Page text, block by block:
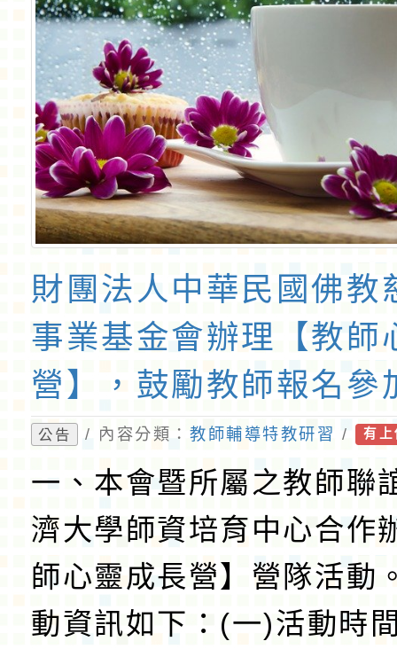
財團法人中華民國佛教
事業基金會辦理【教師
營】，鼓勵教師報名參
查照。
公告 / 內容分類：教師輔導特教研習 / 有
一、本會暨所屬之教師聯
濟大學師資培育中心合作
師心靈成長營】營隊活動
動資訊如下：(一)活動時